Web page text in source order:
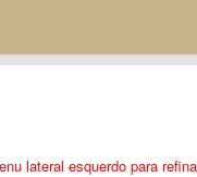
lateral esquerdo para